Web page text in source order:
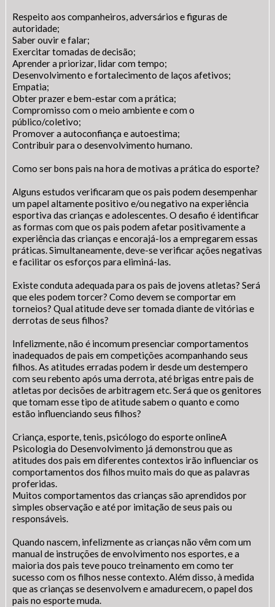
Respeito aos companheiros, adversários e figuras de
autoridade;
Saber ouvir e falar;
Exercitar tomadas de decisão;
Aprender a priorizar, lidar com tempo;
Desenvolvimento e fortalecimento de laços afetivos;
Empatia;
Obter prazer e bem-estar com a prática;
Compromisso com o meio ambiente e com o
público/coletivo;
Promover a autoconfiança e autoestima;
Contribuir para o desenvolvimento humano.
Como ser bons pais na hora de motivas a prática do esporte?
Alguns estudos verificaram que os pais podem desempenhar
um papel altamente positivo e/ou negativo na experiência
esportiva das crianças e adolescentes. O desafio é identificar
as formas com que os pais podem afetar positivamente a
experiência das crianças e encorajá-los a empregarem essas
práticas. Simultaneamente, deve-se verificar ações negativas
e facilitar os esforços para eliminá-las.
Existe conduta adequada para os pais de jovens atletas? Será
que eles podem torcer? Como devem se comportar em
torneios? Qual atitude deve ser tomada diante de vitórias e
derrotas de seus filhos?
Infelizmente, não é incomum presenciar comportamentos
inadequados de pais em competições acompanhando seus
filhos. As atitudes erradas podem ir desde um destempero
com seu rebento após uma derrota, até brigas entre pais de
atletas por decisões de arbitragem etc. Será que os genitores
que tomam esse tipo de atitude sabem o quanto e como
estão influenciando seus filhos?
Criança, esporte, tenis, psicólogo do esporte onlineA
Psicologia do Desenvolvimento já demonstrou que as
atitudes dos pais em diferentes contextos irão influenciar os
comportamentos dos filhos muito mais do que as palavras
proferidas.
Muitos comportamentos das crianças são aprendidos por
simples observação e até por imitação de seus pais ou
responsáveis.
Quando nascem, infelizmente as crianças não vêm com um
manual de instruções de envolvimento nos esportes, e a
maioria dos pais teve pouco treinamento em como ter
sucesso com os filhos nesse contexto. Além disso, à medida
que as crianças se desenvolvem e amadurecem, o papel dos
pais no esporte muda.